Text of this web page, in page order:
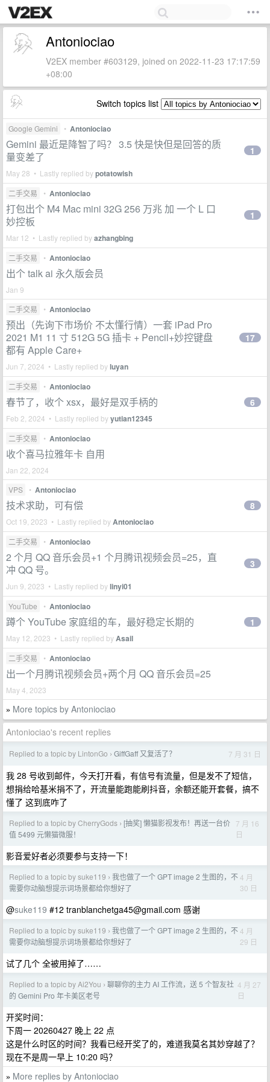
Antoniociao
V2EX member #603129, joined on 2022-11-23 17:17:59
+08:00
Switch topics list
Google Gemini • Antoniociao
Gemini 最近是降智了吗？ 3.5 快是快但是回答的质
量变差了
May 28 • Lastly replied bypotatowish
1
二手交易 • Antoniociao
打包出个 M4 Mac mini 32G 256 万兆 加 一个 L 口
妙控板
Mar 12 • Lastly replied byazhangbing
1
二手交易 • Antoniociao
出个 talk ai 永久版会员
Jan 9
二手交易
• Antoniociao
预出（先询下市场价 不太懂行情）一套 iPad Pro
2021 M1 11 寸 512G 5G 插卡 + Pencil+妙控键盘
都有 Apple Care+
Jun 7, 2024 • Lastly replied byluyan
17
二手交易 • Antoniociao
春节了，收个 xsx，最好是双手柄的
Feb 2, 2024 • Lastly replied byyutian12345
6
二手交易 • Antoniociao
收个喜马拉雅年卡 自用
Jan 22, 2024
VPS
• Antoniociao
技术求助，可有偿
Oct 19, 2023 • Lastly replied byAntoniociao
8
二手交易 • Antoniociao
2 个月 QQ 音乐会员+1 个月腾讯视频会员=25，直
冲 QQ 号。
Jun 9, 2023 • Lastly replied bylinyi01
3
YouTube • Antoniociao
蹲个 YouTube 家庭组的车，最好稳定长期的
May 12, 2023 • Lastly replied byAsail
1
二手交易 • Antoniociao
出一个月腾讯视频会员+两个月 QQ 音乐会员=25
May 4, 2023
» More topics by Antoniociao
Antoniociao's recent replies
Replied to a topic by LintonGo › GiffGaff 又复活了？ 7 月 31 日
我 28 号收到邮件，今天打开看，有信号有流量，但是发不了短信，
想捐给哈基米捐不了，开流量能跑能刷抖音，余额还能开套餐，搞不
懂了 这到底咋了
Replied to a topic by CherryGods › [抽奖] 懒猫影视发布！再送一台价
值 5499 元懒猫微服！
7 月 16
日
影音爱好者必须要参与支持一下！
Replied to a topic by suke119 › 我也做了一个 GPT image 2 生图的，不
需要你动脑想提示词场景都给你想好了
4 月
30 日
@suke119 #12 tranblanchetga45@gmail.com 感谢
Replied to a topic by suke119 › 我也做了一个 GPT image 2 生图的，不
需要你动脑想提示词场景都给你想好了
4 月
29 日
试了几个 全被用掉了……
Replied to a topic by Ai2You › 聊聊你的主力 AI 工作流，送 5 个智友社
的 Gemini Pro 年卡美区老号
4 月 27
日
开奖时间：
下周一 20260427 晚上 22 点
这是什么时区的时间？我看已经开奖了的，难道我莫名其妙穿越了？
现在不是周一早上 10:20 吗？
» More replies by Antoniociao